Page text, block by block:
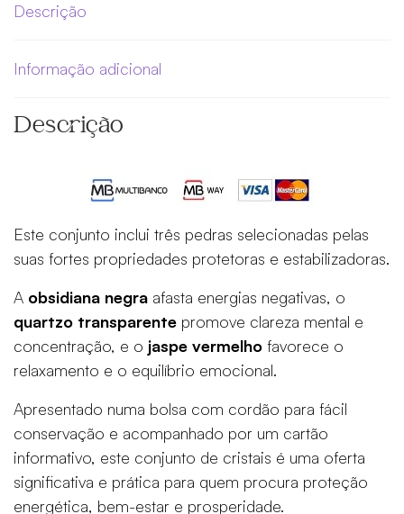
Descrição
Informação adicional
Descrição
Este conjunto inclui três pedras selecionadas pelas
suas fortes propriedades protetoras e estabilizadoras.
A obsidiana negra afasta energias negativas, o
quartzo transparente promove clareza mental e
concentração, e o jaspe vermelho favorece o
relaxamento e o equilíbrio emocional.
Apresentado numa bolsa com cordão para fácil
conservação e acompanhado por um cartão
informativo, este conjunto de cristais é uma oferta
significativa e prática para quem procura proteção
energética, bem-estar e prosperidade.